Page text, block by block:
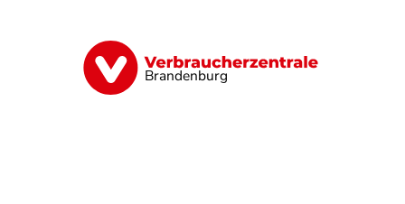
Brandenburg
Finanzen Digitales Lebensmittel